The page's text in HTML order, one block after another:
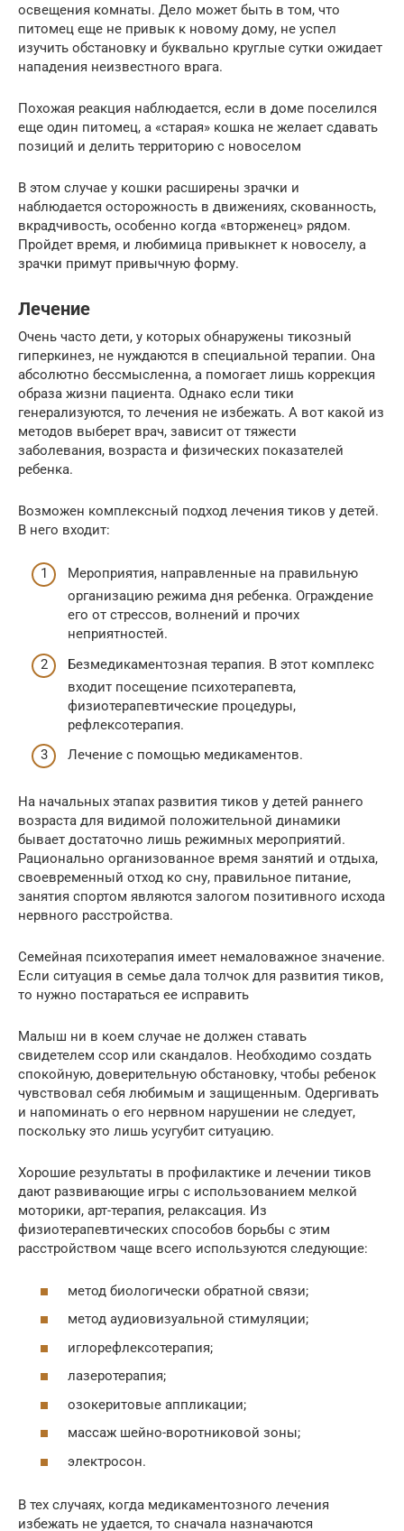
освещения комнаты. Дело может быть в том, что
питомец еще не привык к новому дому, не успел
изучить обстановку и буквально круглые сутки ожидает
нападения неизвестного врага.
Похожая реакция наблюдается, если в доме поселился
еще один питомец, а «старая» кошка не желает сдавать
позиций и делить территорию с новоселом
В этом случае у кошки расширены зрачки и
наблюдается осторожность в движениях, скованность,
вкрадчивость, особенно когда «вторженец» рядом.
Пройдет время, и любимица привыкнет к новоселу, а
зрачки примут привычную форму.
Лечение
Очень часто дети, у которых обнаружены тикозный
гиперкинез, не нуждаются в специальной терапии. Она
абсолютно бессмысленна, а помогает лишь коррекция
образа жизни пациента. Однако если тики
генерализуются, то лечения не избежать. А вот какой из
методов выберет врач, зависит от тяжести
заболевания, возраста и физических показателей
ребенка.
Возможен комплексный подход лечения тиков у детей.
В него входит:
Мероприятия, направленные на правильную
организацию режима дня ребенка. Ограждение
его от стрессов, волнений и прочих
неприятностей.
Безмедикаментозная терапия. В этот комплекс
входит посещение психотерапевта,
физиотерапевтические процедуры,
рефлексотерапия.
Лечение с помощью медикаментов.
На начальных этапах развития тиков у детей раннего
возраста для видимой положительной динамики
бывает достаточно лишь режимных мероприятий.
Рационально организованное время занятий и отдыха,
своевременный отход ко сну, правильное питание,
занятия спортом являются залогом позитивного исхода
нервного расстройства.
Семейная психотерапия имеет немаловажное значение.
Если ситуация в семье дала толчок для развития тиков,
то нужно постараться ее исправить
Малыш ни в коем случае не должен ставать
свидетелем ссор или скандалов. Необходимо создать
спокойную, доверительную обстановку, чтобы ребенок
чувствовал себя любимым и защищенным. Одергивать
и напоминать о его нервном нарушении не следует,
поскольку это лишь усугубит ситуацию.
Хорошие результаты в профилактике и лечении тиков
дают развивающие игры с использованием мелкой
моторики, арт-терапия, релаксация. Из
физиотерапевтических способов борьбы с этим
расстройством чаще всего используются следующие:
метод биологически обратной связи;
метод аудиовизуальной стимуляции;
иглорефлексотерапия;
лазеротерапия;
озокеритовые аппликации;
массаж шейно-воротниковой зоны;
электросон.
В тех случаях, когда медикаментозного лечения
избежать не удается, то сначала назначаются